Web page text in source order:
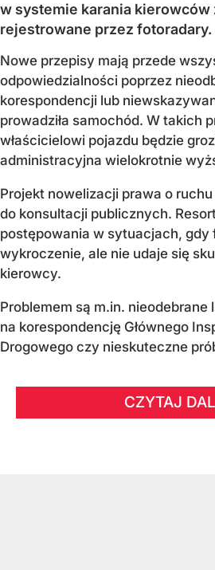
w systemie karania kierowców
rejestrowane przez fotoradary.
Nowe przepisy mają przede
odpowiedzialności poprzez
korespondencji lub
prowadziła samochód. W takich
właścicielowi pojazdu będzie
administracyjna wielokrotnie
Projekt nowelizacji prawa o
do konsultacji publicznych.
postępowania w sytuacjach, gdy
wykroczenie, ale nie udaje się
kierowcy.
Problemem są m.in. nieodebrane
na korespondencję Głównego
Drogowego czy nieskuteczne
CZYTAJ